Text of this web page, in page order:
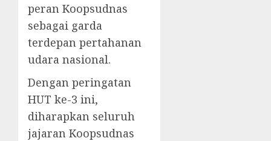
peran Koopsudnas
sebagai garda
terdepan pertahanan
udara nasional.
Dengan peringatan
HUT ke-3 ini,
diharapkan seluruh
jajaran Koopsudnas